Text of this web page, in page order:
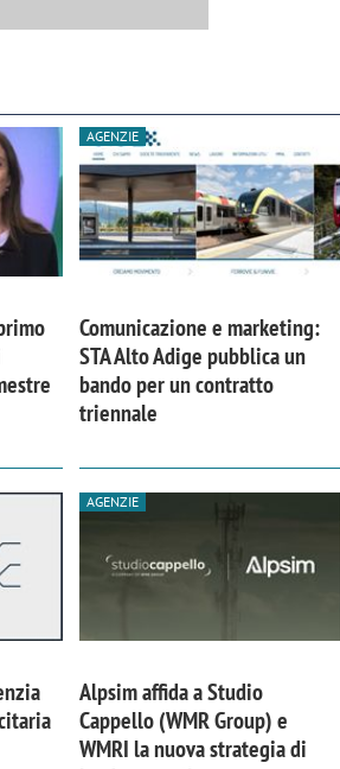
AGENZIE
Comunicazione e marketing:
STA Alto Adige pubblica un
bando per un contratto
triennale
AGENZIE
Alpsim affida a Studio
Cappello (WMR Group) e
WMRI la nuova strategia di
Ricerche di mercato. Neri, Ipsos
Doxa: «Non basta più descrivere i